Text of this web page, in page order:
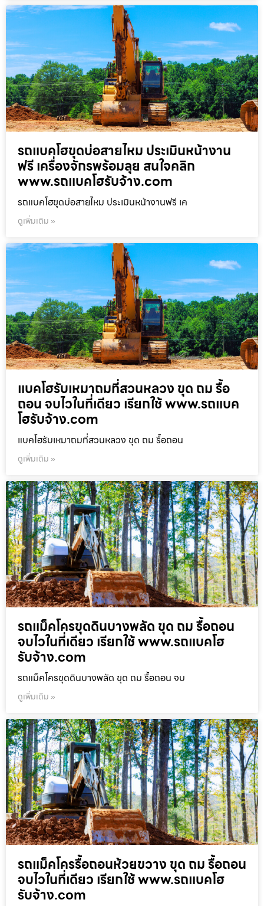
รถแบคโฮขุดบ่อสายไหม ประเมินหน้างาน
ฟรี เครื่องจักรพร้อมลุย สนใจคลิก
www.รถแบคโฮรับจ้าง.com
รถแบคโฮขุดบ่อสายไหม ประเมินหน้างานฟรี เค
ดูเพิ่มเติม »
แบคโฮรับเหมาถมที่สวนหลวง ขุด ถม รื้อ
ถอน จบไวในที่เดียว เรียกใช้ www.รถแบค
โฮรับจ้าง.com
แบคโฮรับเหมาถมที่สวนหลวง ขุด ถม รื้อถอน
ดูเพิ่มเติม »
รถแม็คโครขุดดินบางพลัด ขุด ถม รื้อถอน
จบไวในที่เดียว เรียกใช้ www.รถแบคโฮ
รับจ้าง.com
รถแม็คโครขุดดินบางพลัด ขุด ถม รื้อถอน จบ
ดูเพิ่มเติม »
รถแม็คโครรื้อถอนห้วยขวาง ขุด ถม รื้อถอน
จบไวในที่เดียว เรียกใช้ www.รถแบคโฮ
รับจ้าง.com